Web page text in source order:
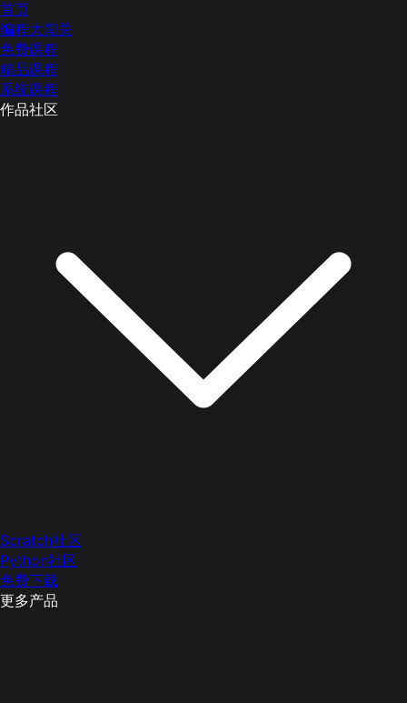
首页
编程大闯关
免费课程
精品课程
系统课程
作品社区
Scratch社区
Python社区
免费下载
更多产品